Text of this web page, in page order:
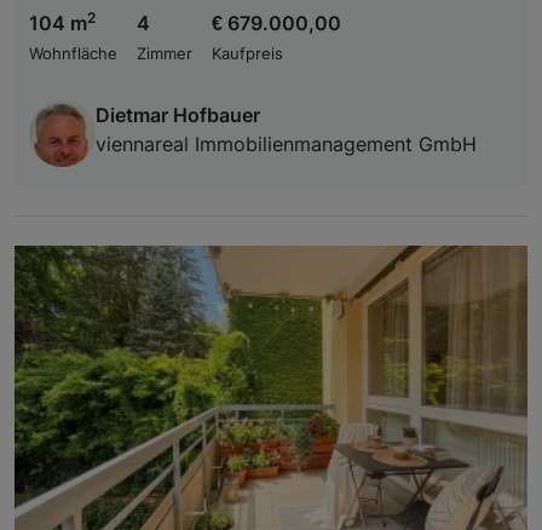
104 m2
Wohnfläche
4
Zimmer
€ 679.000,00
Kaufpreis
Dietmar Hofbauer
viennareal Immobilienmanagement GmbH